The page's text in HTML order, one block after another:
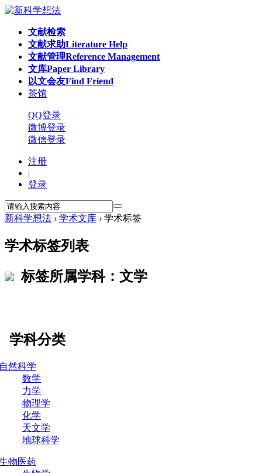
文献检索
文献求助Literature Help
文献管理Reference Management
文库Paper Library
以文会友Find Friend
茶馆
QQ登录
微博登录
微信登录
注册
|
登录
新科学想法 › 学术文库 › 学术标签
学术标签列表
标签所属学科：文学
科分类
然科学
数学
力学
物理学
化学
天文学
地球科学
物医药